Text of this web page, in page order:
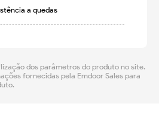
a quedas
dos parâmetros do produto no site.
fornecidas pela Emdoor Sales para